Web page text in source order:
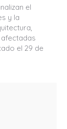
el
y la
el 29 de